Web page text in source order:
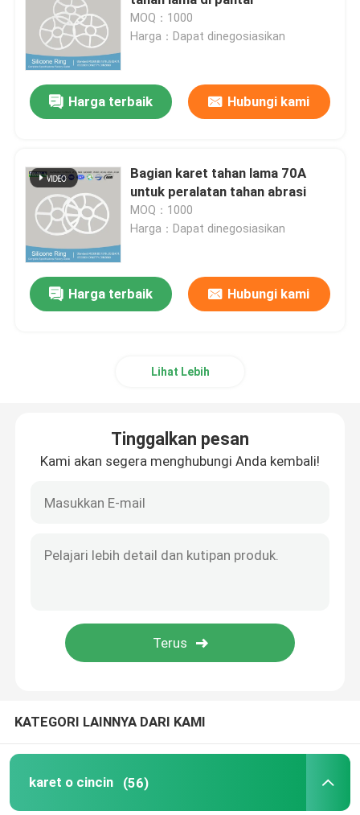
Cincin NBR O
Cincin FKM O
Cincin O silikon
EPDM O Rings
Segel Walform
Cincin O Dilapisi
CINCIN CADANGAN
Segel Berikat
O Cincin Kit
MOQ：1000
Harga：Dapat dinegosiasikan
Harga terbaik Hubungi kami
Bagian karet tahan lama 70A
untuk peralatan tahan abrasi
MOQ：1000
Harga：Dapat dinegosiasikan
Harga terbaik Hubungi kami
Lihat Lebih
Tinggalkan pesan
Kami akan segera menghubungi Anda kembali!
KATEGORI LAINNYA DARI KAMI
karet o cincin (56)